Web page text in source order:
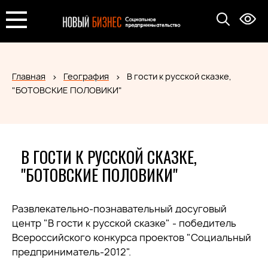
Главная География
В гости к русской сказке,
"БОТОВСКИЕ ПОЛОВИКИ"
В ГОСТИ К РУССКОЙ СКАЗКЕ,
"БОТОВСКИЕ ПОЛОВИКИ"
Развлекательно-познавательный досуговый
центр "В гости к русской сказке" - победитель
Всероссийского конкурса проектов "Социальный
предприниматель-2012".